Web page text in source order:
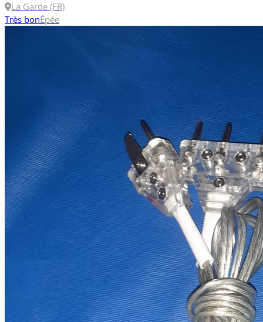
La Garde (FR)
Très bonÉpée